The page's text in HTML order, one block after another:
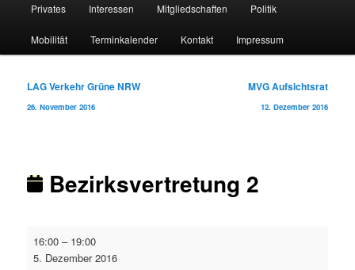
Privates Interessen Mitgliedschaften Politik
Mobilität Terminkalender Kontakt Impressum
Beitragsnavigation
LAG Verkehr Grüne NRW
26. November 2016
MVG Aufsichtsrat
12. Dezember 2016
Bezirksvertretung 2
16:00 – 19:00
5. Dezember 2016